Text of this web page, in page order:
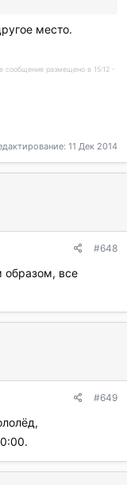
место.
размещено в 15:12 -
11 Дек 2014
#648
образом, все
#649